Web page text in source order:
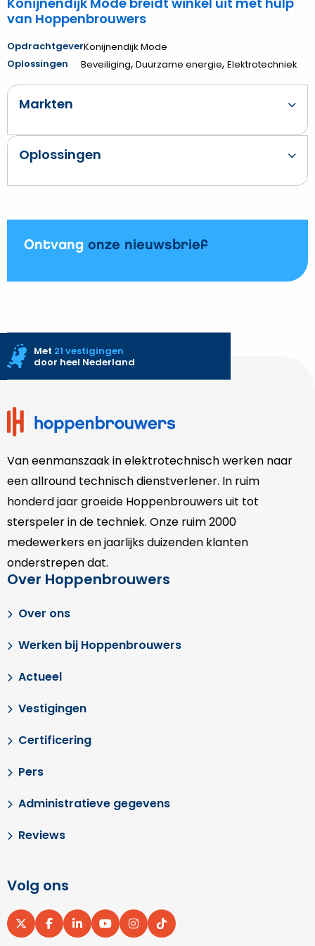
van Hoppenbrouwers
OpdrachtgeverKonijnendijk Mode
Oplossingen
Beveiliging, Duurzame energie, Elektrotechniek
Markten
Oplossingen
Ontvang onze nieuwsbrief
Site
Met 21 vestigingen
door heel Nederland
Van eenmanszaak in elektrotechnisch werken naar
een allround technisch dienstverlener. In ruim
honderd jaar groeide Hoppenbrouwers uit tot
sterspeler in de techniek. Onze ruim 2000
medewerkers en jaarlijks duizenden klanten
onderstrepen dat.
Over Hoppenbrouwers
Over ons
Werken bij Hoppenbrouwers
Actueel
Vestigingen
Certificering
Pers
Administratieve gegevens
Reviews
Volg ons
Ga
Ga
Ga
Ga
Ga
Ga